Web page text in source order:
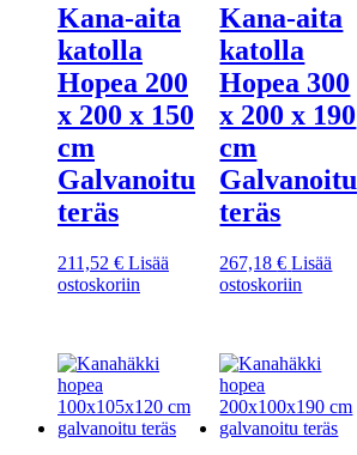
Kana-aita
katolla
Hopea 200
x 200 x 150
cm
Galvanoitu
teräs
211,52 € Lisää
ostoskoriin
Kana-aita
katolla
Hopea 300
x 200 x 190
cm
Galvanoitu
teräs
267,18€ Lisää
ostoskoriin